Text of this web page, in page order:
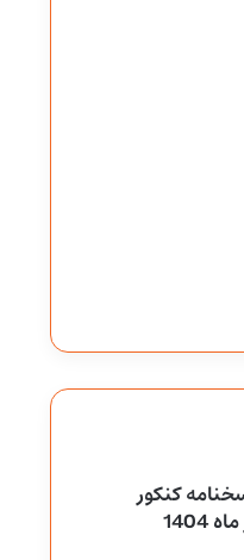
کنکور